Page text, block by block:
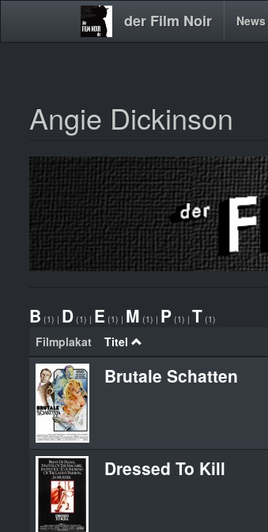
der Film Noir
Main News
Angie Dickinson
B (1) | D (1) | E (1) | M (1) | P (1) | T (1)
Filmplakat Titel
Brutale Schatten
Dressed To Kill